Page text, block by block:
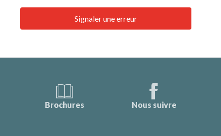
Signaler une erreur
Brochures Nous suivre